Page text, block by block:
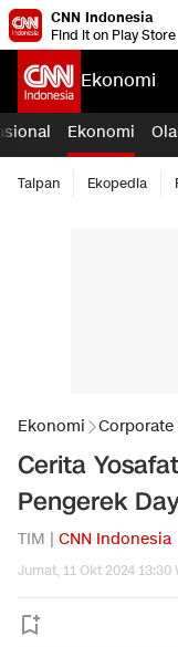
CNN Indonesia
Find it on Play Store
Ekonomi
Ekonomi
Taipan Ekopedia
Ekonomi
Cerita
Pengerek
TIM | CNN Indonesia
Jumat, 11 Okt 2024 13:30